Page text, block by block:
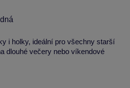
i holky, ideální pro všechny starší
dlouhé večery nebo víkendové